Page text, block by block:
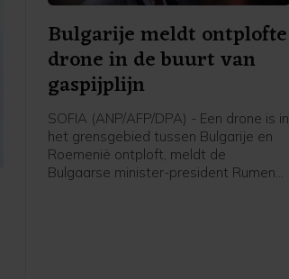
Bulgarije meldt ontplofte
drone in de buurt van
gaspijplijn
SOFIA (ANP/AFP/DPA) - Een drone is in
het grensgebied tussen Bulgarije en
Roemenië ontploft, meldt de
Bulgaarse minister-president Rumen